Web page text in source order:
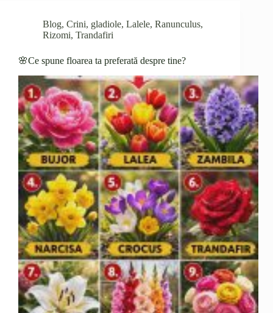
Blog, Crini, gladiole, Lalele, Ranunculus,
Rizomi, Trandafiri
🌸Ce spune floarea ta preferată despre tine?